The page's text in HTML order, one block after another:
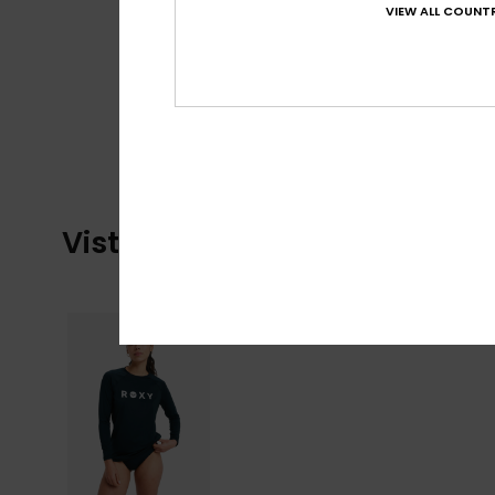
Vistos recentemente
VIEW ALL